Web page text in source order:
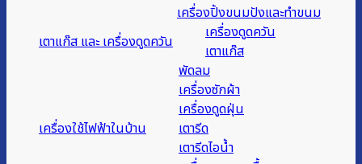
เครื่องปิ้งขนมปังและทำขนม
เตาแก๊ส และ เครื่องดูดควัน
เครื่องดูดควัน
เตาแก๊ส
เครื่องใช้ไฟฟ้าในบ้าน
พัดลม
เครื่องซักผ้า
เครื่องดูดฝุ่น
เตารีด
เตารีดไอน้ำ